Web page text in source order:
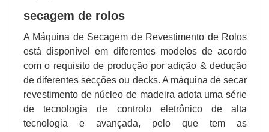
secagem de rolos
A Máquina de Secagem de Revestimento de Rolos
está disponível em diferentes modelos de acordo
com o requisito de produção por adição & dedução
de diferentes secções ou decks. A máquina de secar
revestimento de núcleo de madeira adota uma série
de tecnologia de controlo eletrônico de alta
tecnologia e avançada, pelo que tem as